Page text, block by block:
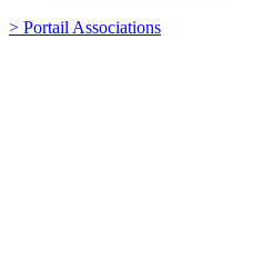
> Portail Associations